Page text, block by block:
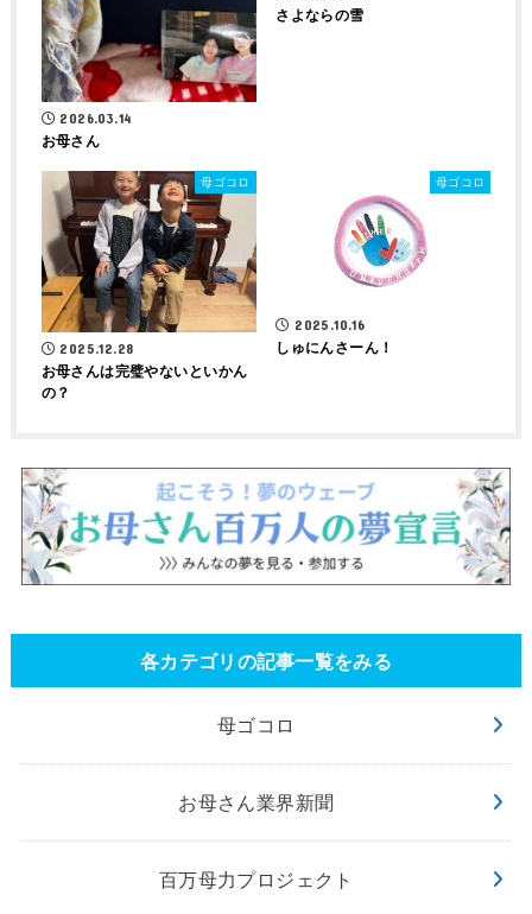
2026.03.14
お母さん
さよならの雪
母ゴコロ
2025.12.28
お母さんは完璧やないといかん
の？
母ゴコロ
2025.10.16
しゅにんさーん！
各カテゴリの記事一覧をみる
母ゴコロ
お母さん業界新聞
百万母力プロジェクト